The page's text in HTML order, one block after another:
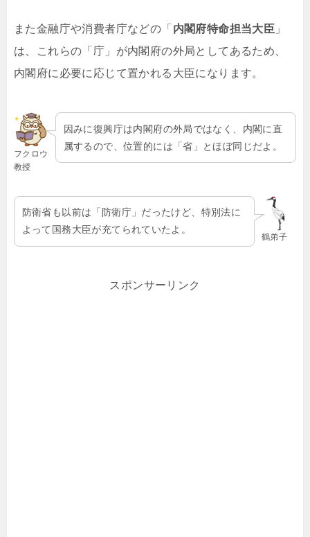
また金融庁や消費者庁などの「 内閣府特命担当大臣 」
は、これらの「庁」が内閣府の外局としてあるため、
内閣府に必要に応じて置かれる大臣になります。
フクロウ
教授
因みに復興庁は内閣府の外局ではなく、内閣に直
属するので、位置的には「省」とほぼ同じだよ。
鶴弟子
防衛省も以前は「防衛庁」だったけど、特別法に
よって国務大臣が充てられていたよ。
スポンサーリンク